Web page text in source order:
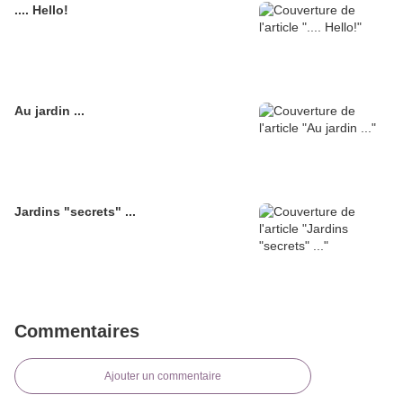
.... Hello!
Au jardin ...
Jardins "secrets" ...
Commentaires
Ajouter un commentaire